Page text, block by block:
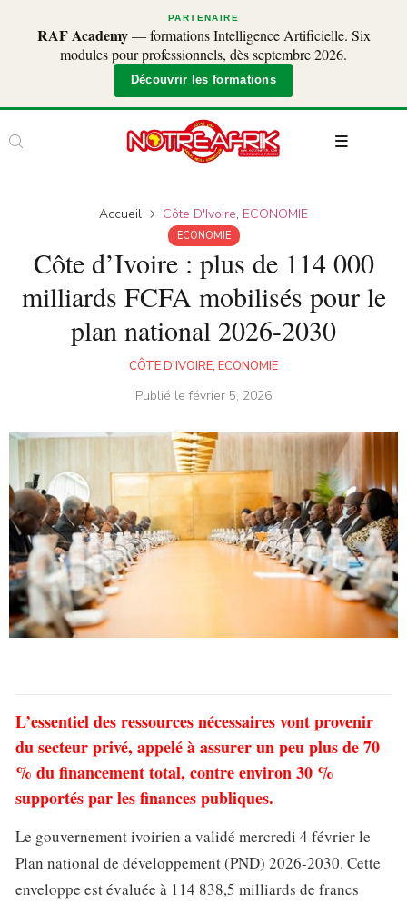
PARTENAIRE
RAF Academy— formations Intelligence Artificielle. Six
modules pour professionnels, dès septembre 2026.
Découvrir les formations
Accueil Côte D'Ivoire, ECONOMIE
ECONOMIE
Côte d’Ivoire : plus de 114 000
milliards FCFA mobilisés pour le
plan national 2026-2030
CÔTE D'IVOIRE, ECONOMIE
Publié lefévrier 5, 2026
L’essentiel des ressources nécessaires vont provenir
du secteur privé, appelé à assurer un peu plus de 70
% du financement total, contre environ 30 %
supportés par les finances publiques.
Le gouvernement ivoirien a validé mercredi 4 février le
Plan national de développement (PND) 2026-2030. Cette
enveloppe est évaluée à 114 838,5 milliards de francs